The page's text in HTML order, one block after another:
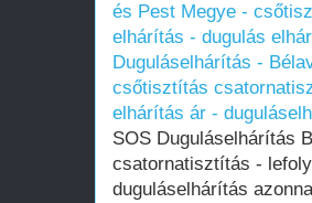
és Pest Megye -
elhárítás - dugulás
Duguláselhárítás -
csőtisztítás
elhárítás ár -
SOS Duguláselhárítás
csatornatisztítás -
duguláselhárítás